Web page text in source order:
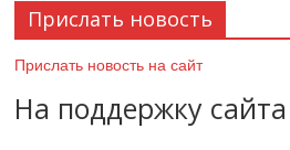
Прислать новость
Прислать новость на сайт
На поддержку сайта